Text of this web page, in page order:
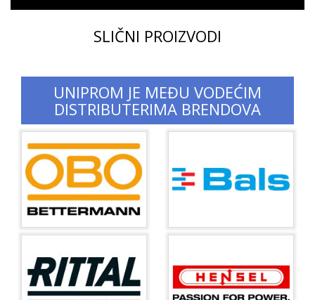
SLIČNI PROIZVODI
UNIPROM JE MEĐU VODEĆIM
DISTRIBUTERIMA BRENDOVA